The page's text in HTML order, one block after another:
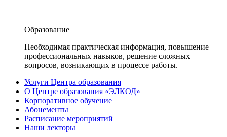
Образование
Необходимая практическая информация, повышение
профессиональных навыков, решение сложных
вопросов, возникающих в процессе работы.
Услуги Центра образования
О Центре образования «ЭЛКОД»
Корпоративное обучение
Абонементы
Расписание мероприятий
Наши лекторы